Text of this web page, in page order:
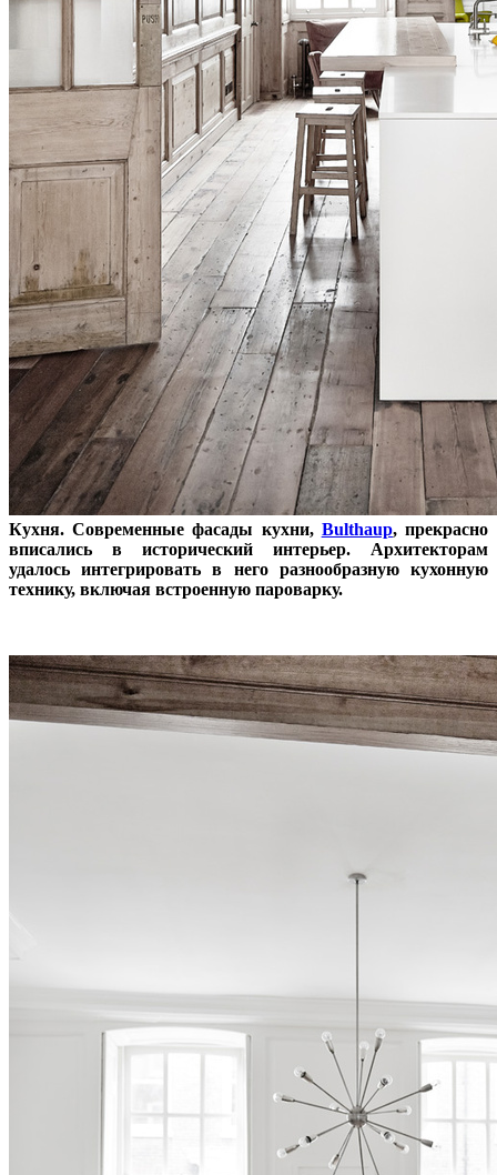
Кухня. Современные фасады кухни, Bulthaup, прекрасно
вписались в исторический интерьер. Архитекторам
удалось интегрировать в него разнообразную кухонную
технику, включая встроенную пароварку.